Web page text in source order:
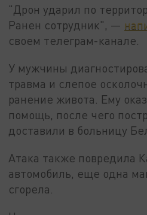
"Дрон ударил по
Ранен сотрудник", —
своем телеграм-канале.
У мужчины
травма и слепое
ранение живота. Ему
помощь, после чего
доставили в больницу
Атака также повредила
автомобиль, еще одна
сгорела.